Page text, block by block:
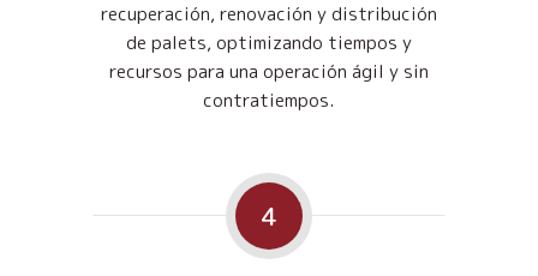
recuperación, renovación y distribución
de palets, optimizando tiempos y
recursos para una operación ágil y sin
contratiempos.
4